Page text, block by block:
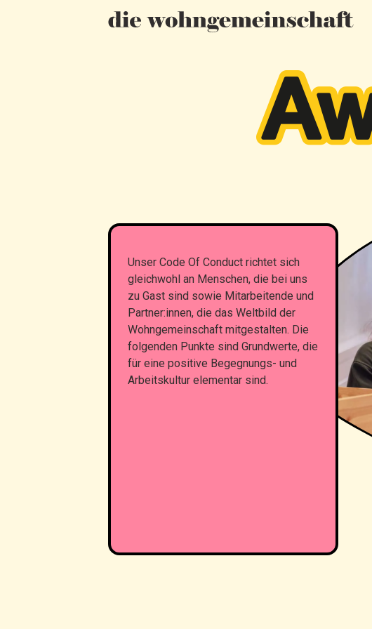
Unser Code Of Conduct richtet sich
gleichwohl an Menschen, die bei uns
zu Gast sind sowie Mitarbeitende und
Partner:innen, die das Weltbild der
Wohngemeinschaft mitgestalten. Die
folgenden Punkte sind Grundwerte, die
für eine positive Begegnungs- und
Arbeitskultur elementar sind.